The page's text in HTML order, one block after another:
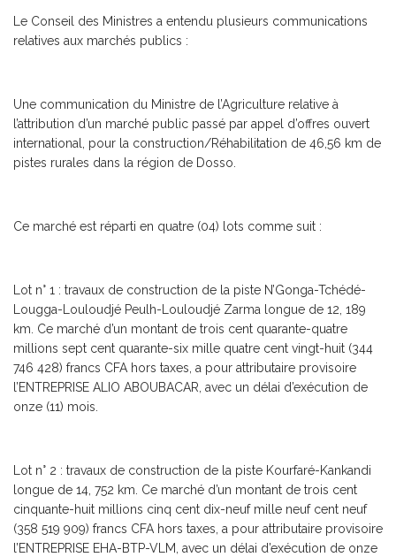
Le Conseil des Ministres a entendu plusieurs communications
relatives aux marchés publics :
Une communication du Ministre de l’Agriculture relative à
l’attribution d’un marché public passé par appel d’offres ouvert
international, pour la construction/Réhabilitation de 46,56 km de
pistes rurales dans la région de Dosso.
Ce marché est réparti en quatre (04) lots comme suit :
Lot n° 1 : travaux de construction de la piste N’Gonga-Tchédé-
Lougga-Louloudjé Peulh-Louloudjé Zarma longue de 12, 189
km. Ce marché d’un montant de trois cent quarante-quatre
millions sept cent quarante-six mille quatre cent vingt-huit (344
746 428) francs CFA hors taxes, a pour attributaire provisoire
l’ENTREPRISE ALIO ABOUBACAR, avec un délai d’exécution de
onze (11) mois.
Lot n° 2 : travaux de construction de la piste Kourfaré-Kankandi
longue de 14, 752 km. Ce marché d’un montant de trois cent
cinquante-huit millions cinq cent dix-neuf mille neuf cent neuf
(358 519 909) francs CFA hors taxes, a pour attributaire provisoire
l’ENTREPRISE EHA-BTP-VLM, avec un délai d’exécution de onze